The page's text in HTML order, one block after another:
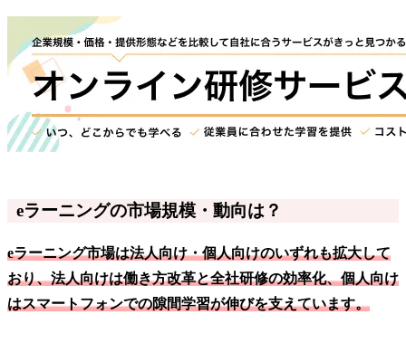
eラーニングの市場規模・動向は？
eラーニング市場は法人向け・個人向けのいずれも拡大して
おり、法人向けは働き方改革と全社研修の効率化、個人向け
はスマートフォンでの隙間学習が伸びを支えています。